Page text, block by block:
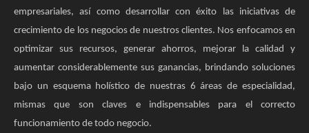
empresariales, así como desarrollar con éxito las iniciativas de
crecimiento de los negocios de nuestros clientes. Nos enfocamos en
optimizar sus recursos, generar ahorros, mejorar la calidad y
aumentar considerablemente sus ganancias, brindando soluciones
bajo un esquema holístico de nuestras 6 áreas de especialidad,
mismas que son claves e indispensables para el correcto
funcionamiento de todo negocio.